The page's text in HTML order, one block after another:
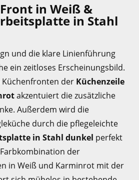
in Weiß &
in Stahl
und die klare Linienführung
ein zeitloses Erscheinungsbild.
der Küchenzeile
akzentuiert die zusätzliche
Außerdem wird die
durch die pflegeleichte
in Stahl dunkel perfekt
der
in Weiß und Karminrot mit der